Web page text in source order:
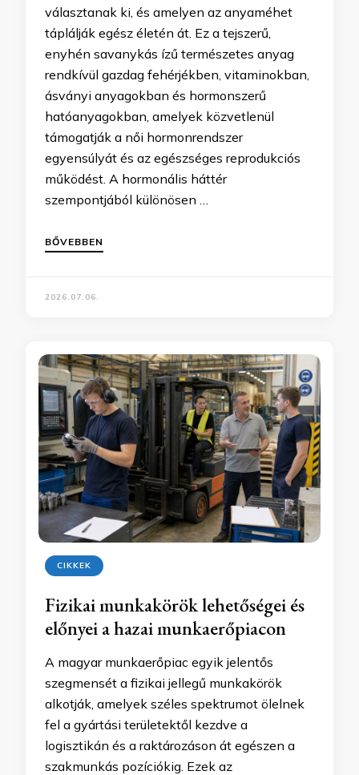
választanak ki, és amelyen az anyaméhet
táplálják egész életén át. Ez a tejszerű,
enyhén savanykás ízű természetes anyag
rendkívül gazdag fehérjékben, vitaminokban,
ásványi anyagokban és hormonszerű
hatóanyagokban, amelyek közvetlenül
támogatják a női hormonrendszer
egyensúlyát és az egészséges reprodukciós
működést. A hormonális háttér
szempontjából különösen …
BŐVEBBEN
2026.07.06.
CIKKEK
Fizikai munkakörök lehetőségei és
előnyei a hazai munkaerőpiacon
A magyar munkaerőpiac egyik jelentős
szegmensét a fizikai jellegű munkakörök
alkotják, amelyek széles spektrumot ölelnek
fel a gyártási területektől kezdve a
logisztikán és a raktározáson át egészen a
szakmunkás pozíciókig. Ezek az